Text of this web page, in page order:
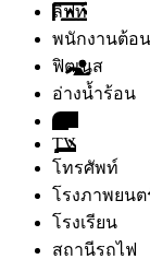
ลิฟท์
พนักงานต้อ
ฟิตเนส
อ่างน้ำร้อน
เตา
TV
โทรศัพท์
โรงภาพยนต
โรงเรียน
สถานีรถไฟ